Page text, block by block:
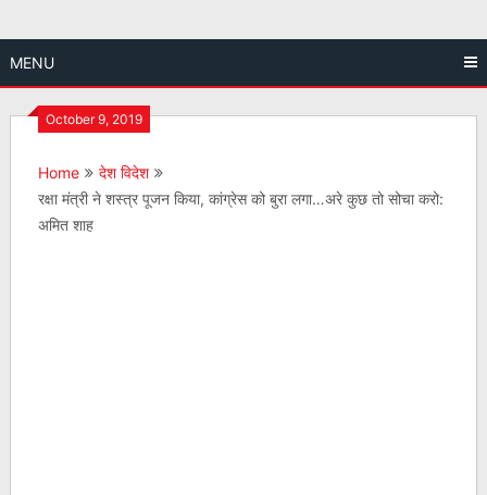
MENU
October 9, 2019
Home
देश विदेश
रक्षा मंत्री ने शस्त्र पूजन किया, कांग्रेस को बुरा लगा…अरे कुछ तो सोचा करो:
अमित शाह